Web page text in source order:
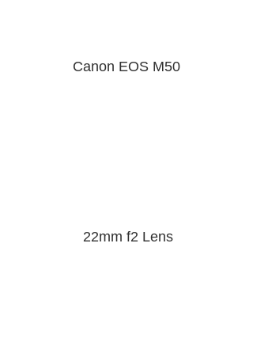
Canon EOS M50
22mm f2 Lens